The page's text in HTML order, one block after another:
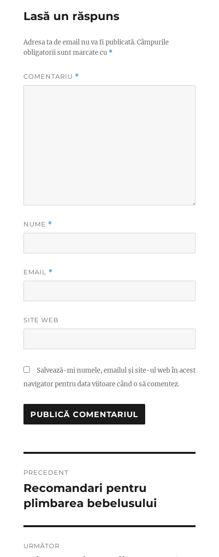
Lasă un răspuns
Adresa ta de email nu va fi publicată.Câmpurile
obligatorii sunt marcate cu *
COMENTARIU *
NUME *
EMAIL *
SITE WEB
Salvează-mi numele, emailul și site-ul web în acest
navigator pentru data viitoare când o să comentez.
în
articole
PRECEDENT
Articolul
anterior:
Recomandari pentru
plimbarea bebelusului
URMĂTOR